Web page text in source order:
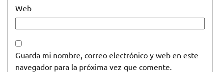
Web
Guarda mi nombre, correo electrónico y web en este
navegador para la próxima vez que comente.